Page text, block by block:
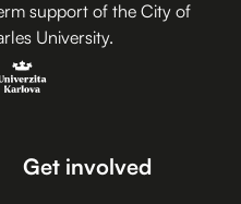
support of the City of
University.
Get involved